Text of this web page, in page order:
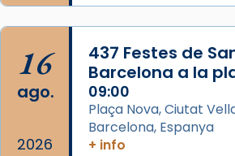
16
ago.
2026
437 Festes de
Barcelona a la
09:00
Plaça Nova, Ciutat
Barcelona, Espanya
+ info